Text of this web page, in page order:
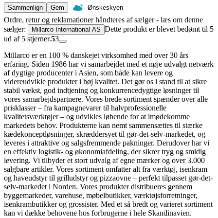
Sammenlign
Gem Ønskeskyen
Ordre, retur og reklamationer håndteres af sælger - læs om denne
sælger:
Millarco International AS Dette produkt er blevet bedømt til 5
ud af 5 stjerner.53
Millarco er en 100 % danskejet virksomhed med over 30 års
erfaring. Siden 1986 har vi samarbejdet med et nøje udvalgt netværk
af dygtige producenter i Asien, som både kan levere og
videreudvikle produkter i høj kvalitet. Det gør os i stand til at sikre
stabil vækst, god indtjening og konkurrencedygtige løsninger til
vores samarbejdspartnere. Vores brede sortiment spænder over alle
prisklasser – fra kampagnevarer til halvprofessionelle
kvalitetsværktøjer – og udvikles løbende for at imødekomme
markedets behov. Produkterne kan nemt sammensættes til stærke
kædekonceptløsninger, skræddersyet til gør-det-selv-markedet, og
leveres i attraktive og salgsfremmende pakninger. Derudover har vi
en effektiv logistik- og økonomiafdeling, der sikrer tryg og smidig
levering. Vi tilbyder et stort udvalg af egne mærker og over 3.000
salgbare artikler. Vores sortiment omfatter alt fra værktøj, isenkram
og haveudstyr til grilludstyr og pizzaovne – perfekt tilpasset gør-det-
selv-markedet i Norden. Vores produkter distribueres gennem
byggemarkeder, varehuse, møbelbutikker, værktøjsforretninger,
isenkrambutikker og grossister. Med et så bredt og varieret sortiment
kan vi dække behovene hos forbrugerne i hele Skandinavien.